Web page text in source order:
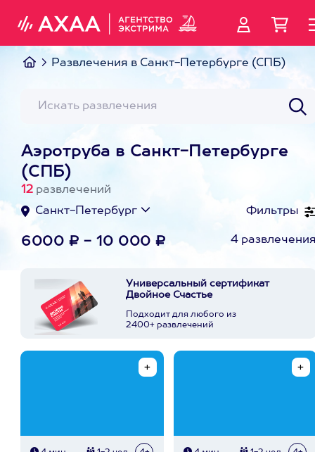
Развлечения в Санкт-Петербурге (СПБ)
Аэротруба в Санкт-Петербурге
(СПБ)
12 развлечений
Фильтры
Санкт-Петербург
6000 ₽ - 10 000 ₽ 4
Универсальный сертификат
Двойное Счастье
Подходит для любого из
2400+ развлечений